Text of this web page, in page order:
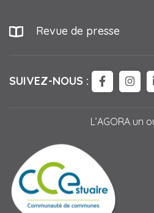
Revue de presse
SUIVEZ-NOUS : LIEN
L’AGORA un